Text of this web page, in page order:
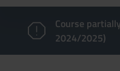
Course
2024/2025)